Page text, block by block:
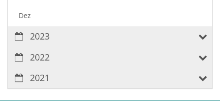
Dez
2023
2022
2021